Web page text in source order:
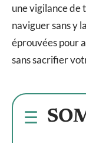
une vigilance de
naviguer sans y
éprouvées pour
sans sacrifier